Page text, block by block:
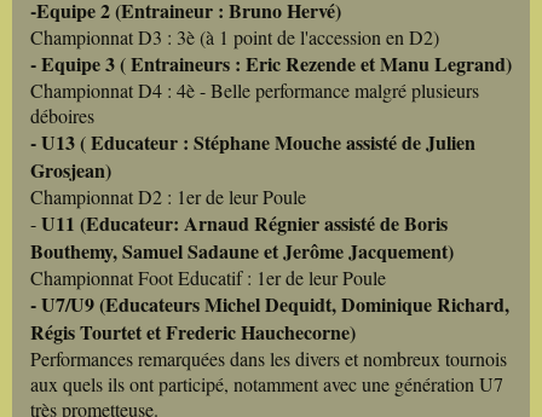
-Equipe 2 (Entraineur : Bruno Hervé)
Championnat D3 : 3è (à 1 point de l'accession en D2)
- Equipe 3 ( Entraineurs : Eric Rezende et Manu Legrand)
Championnat D4 : 4è - Belle performance malgré plusieurs
déboires
- U13 ( Educateur : Stéphane Mouche assisté de Julien
Grosjean)
Championnat D2 : 1er de leur Poule
-U11 (Educateur: Arnaud Régnier assisté de Boris
Bouthemy, Samuel Sadaune et Jerôme Jacquement)
Championnat Foot Educatif : 1er de leur Poule
- U7/U9 (Educateurs Michel Dequidt, Dominique Richard,
Régis Tourtet et Frederic Hauchecorne)
Performances remarquées dans les divers et nombreux tournois
aux quels ils ont participé, notamment avec une génération U7
très prometteuse.